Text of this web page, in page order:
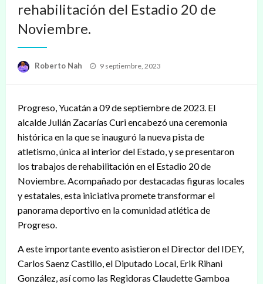
rehabilitación del Estadio 20 de
Noviembre.
Roberto Nah
Publicado
9 septiembre, 2023
Progreso, Yucatán a 09 de septiembre de 2023. El
alcalde Julián Zacarías Curi encabezó una ceremonia
histórica en la que se inauguró la nueva pista de
atletismo, única al interior del Estado, y se presentaron
los trabajos de rehabilitación en el Estadio 20 de
Noviembre. Acompañado por destacadas figuras locales
y estatales, esta iniciativa promete transformar el
panorama deportivo en la comunidad atlética de
Progreso.
A este importante evento asistieron el Director del IDEY,
Carlos Saenz Castillo, el Diputado Local, Erik Rihani
González, así como las Regidoras Claudette Gamboa